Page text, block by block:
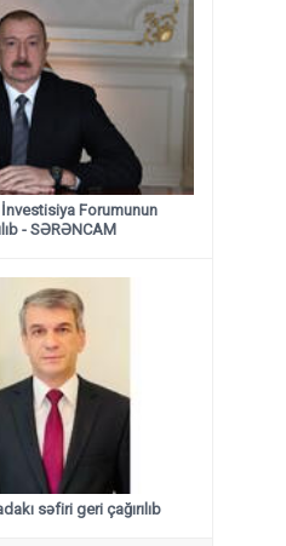
Forumunun
- SƏRƏNCAM
səfiri geri çağırılıb